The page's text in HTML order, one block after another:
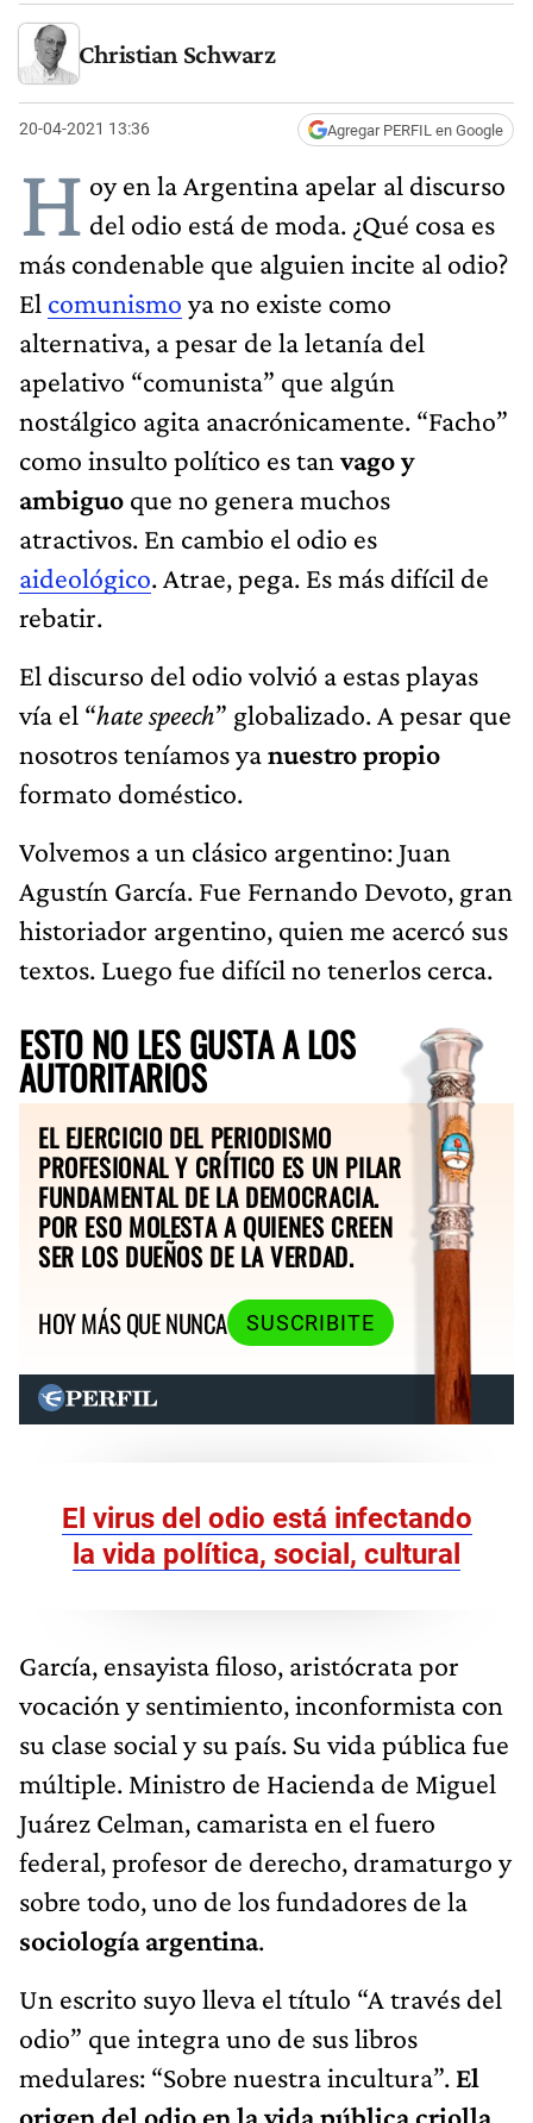
Christian Schwarz
20-04-2021 13:36 Agregar PERFIL en Google
H oy en la Argentina apelar al discurso
del odio está de moda. ¿Qué cosa es
más condenable que alguien incite al odio?
El comunismo ya no existe como
alternativa, a pesar de la letanía del
apelativo “comunista” que algún
nostálgico agita anacrónicamente. “Facho”
como insulto político es tanvago y
ambiguo que no genera muchos
atractivos. En cambio el odio es
aideológico. Atrae, pega. Es más difícil de
rebatir.
El discurso del odio volvió a estas playas
vía el “hate speech” globalizado. A pesar que
nosotros teníamos yanuestro propio
formato doméstico.
Volvemos a un clásico argentino: Juan
Agustín García. Fue Fernando Devoto, gran
historiador argentino, quien me acercó sus
textos. Luego fue difícil no tenerlos cerca.
ESTO NO LES GUSTA A LOS
AUTORITARIOS
EL EJERCICIO DEL PERIODISMO
PROFESIONAL Y CRÍTICO ES UN PILAR
FUNDAMENTAL DE LA DEMOCRACIA.
POR ESO MOLESTA A QUIENES CREEN
SER LOS DUEÑOS DE LA VERDAD.
HOY MÁS QUE NUNCA
SUSCRIBITE
El virus del odio está infectando
la vida política, social, cultural
García, ensayista filoso, aristócrata por
vocación y sentimiento, inconformista con
su clase social y su país. Su vida pública fue
múltiple. Ministro de Hacienda de Miguel
Juárez Celman, camarista en el fuero
federal, profesor de derecho, dramaturgo y
sobre todo, uno de los fundadores de la
sociología argentina.
Un escrito suyo lleva el título “A través del
odio” que integra uno de sus libros
medulares: “Sobre nuestra incultura”. El
origen del odio en la vida pública criolla